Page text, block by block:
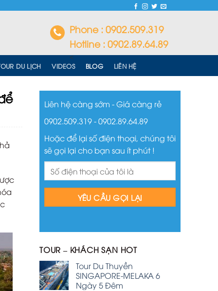
Phone : 0902.509.319
Hotline : 0902.89.64.89
<
DU LỊCH VIDEOS BLOG LIÊN HỆ
Liên hệ càng sớm - Giá càng rẻ
0902.509.319 - 0902.89.64.89
Hoặc để lại số điện thoại, chúng tôi
sẽ gọi lại cho bạn sau ít phút !
TOUR – KHÁCH SẠN HOT
Tour Du Thuyền
SINGAPORE-MELAKA 6
Ngày 5 Đêm